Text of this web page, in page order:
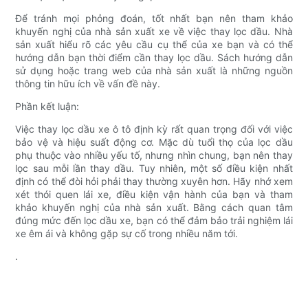
Để tránh mọi phỏng đoán, tốt nhất bạn nên tham khảo
khuyến nghị của nhà sản xuất xe về việc thay lọc dầu. Nhà
sản xuất hiểu rõ các yêu cầu cụ thể của xe bạn và có thể
hướng dẫn bạn thời điểm cần thay lọc dầu. Sách hướng dẫn
sử dụng hoặc trang web của nhà sản xuất là những nguồn
thông tin hữu ích về vấn đề này.
Phần kết luận:
Việc thay lọc dầu xe ô tô định kỳ rất quan trọng đối với việc
bảo vệ và hiệu suất động cơ. Mặc dù tuổi thọ của lọc dầu
phụ thuộc vào nhiều yếu tố, nhưng nhìn chung, bạn nên thay
lọc sau mỗi lần thay dầu. Tuy nhiên, một số điều kiện nhất
định có thể đòi hỏi phải thay thường xuyên hơn. Hãy nhớ xem
xét thói quen lái xe, điều kiện vận hành của bạn và tham
khảo khuyến nghị của nhà sản xuất. Bằng cách quan tâm
đúng mức đến lọc dầu xe, bạn có thể đảm bảo trải nghiệm lái
xe êm ái và không gặp sự cố trong nhiều năm tới.
.